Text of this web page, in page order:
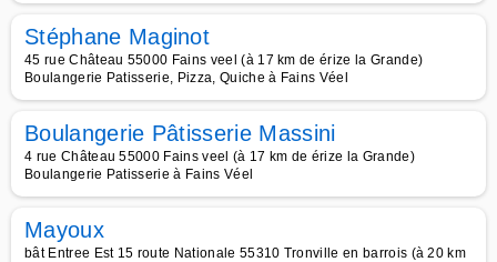
Stéphane Maginot
45 rue Château 55000 Fains veel (à 17 km de érize la Grande)
Boulangerie Patisserie, Pizza, Quiche à Fains Véel
Boulangerie Pâtisserie Massini
4 rue Château 55000 Fains veel (à 17 km de érize la Grande)
Boulangerie Patisserie à Fains Véel
Mayoux
bât Entree Est 15 route Nationale 55310 Tronville en barrois (à 20 km